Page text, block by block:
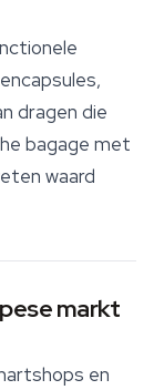
dragen die
bagage met
waard
markt
en